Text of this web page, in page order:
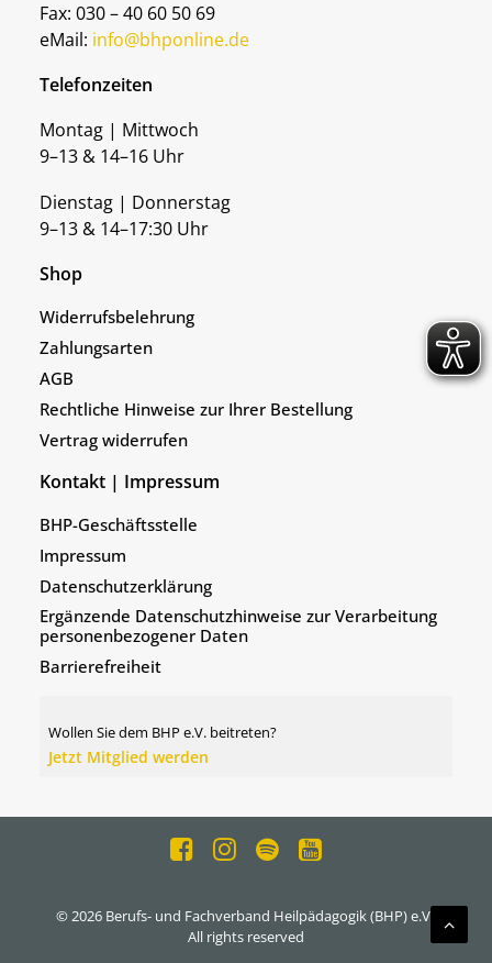
Fax: 030 – 40 60 50 69
eMail: info@bhponline.de
Telefonzeiten
Montag | Mittwoch
9–13 & 14–16 Uhr
Dienstag | Donnerstag
9–13 & 14–17:30 Uhr
Shop
Widerrufsbelehrung
Zahlungsarten
AGB
Rechtliche Hinweise zur Ihrer Bestellung
Vertrag widerrufen
Kontakt | Impressum
BHP-Geschäftsstelle
Impressum
Datenschutzerklärung
Ergänzende Datenschutzhinweise zur Verarbeitung
personenbezogener Daten
Barrierefreiheit
Wollen Sie dem BHP e.V. beitreten?
Jetzt Mitglied werden
© 2026 Berufs- und Fachverband Heilpädagogik (BHP) e.V..
All rights reserved